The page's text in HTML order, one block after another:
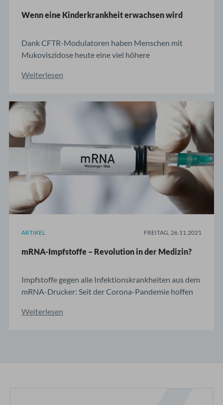
Wenn eine Kinderkrankheit erwachsen wird
Dank CFTR-Modulatoren haben Menschen mit
Mukoviszidose heute eine viel höhere
sprechen mit einer ärztlichen Kollegin, die als
Ihren Eltern sei mitgeteilt worden, dass Marie "zu
50% erwachsen wird". Das war ...
Weiterlesen
ARTIKEL FREITAG, 26.11.2021
mRNA-Impfstoffe – Revolution in der Medizin?
Impfstoffe gegen alle Infektionskrankheiten aus dem
mRNA-Drucker: Seit der Corona-Pandemie hoffen
Kaum ein Jahr, nachdem die WHO im März 2020 die
Weiterlesen